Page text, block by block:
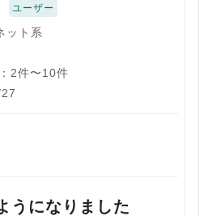
ユーザー
ット系
2件〜10件
うになりました